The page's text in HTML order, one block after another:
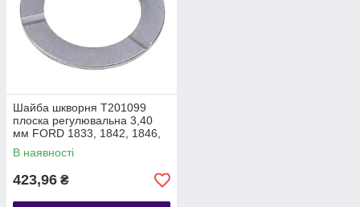
Шайба шкворня T201099
плоска регулювальна 3,40
мм FORD 1833, 1842, 1846,
1848, 2533, 2633, T215749
EC463117SA
В наявності
423,96 ₴